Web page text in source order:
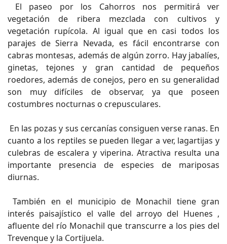
El paseo por los Cahorros nos permitirá ver
vegetación de ribera mezclada con cultivos y
vegetación rupícola. Al igual que en casi todos los
parajes de Sierra Nevada, es fácil encontrarse con
cabras montesas, además de algún zorro. Hay jabalíes,
ginetas, tejones y gran cantidad de pequeños
roedores, además de conejos, pero en su generalidad
son muy difíciles de observar, ya que poseen
costumbres nocturnas o crepusculares.
En las pozas y sus cercanías consiguen verse ranas. En
cuanto a los reptiles se pueden llegar a ver, lagartijas y
culebras de escalera y viperina. Atractiva resulta una
importante presencia de especies de mariposas
diurnas.
También en el municipio de Monachil tiene gran
interés paisajístico el valle del arroyo del Huenes ,
afluente del río Monachil que transcurre a los pies del
Trevenque y la Cortijuela.